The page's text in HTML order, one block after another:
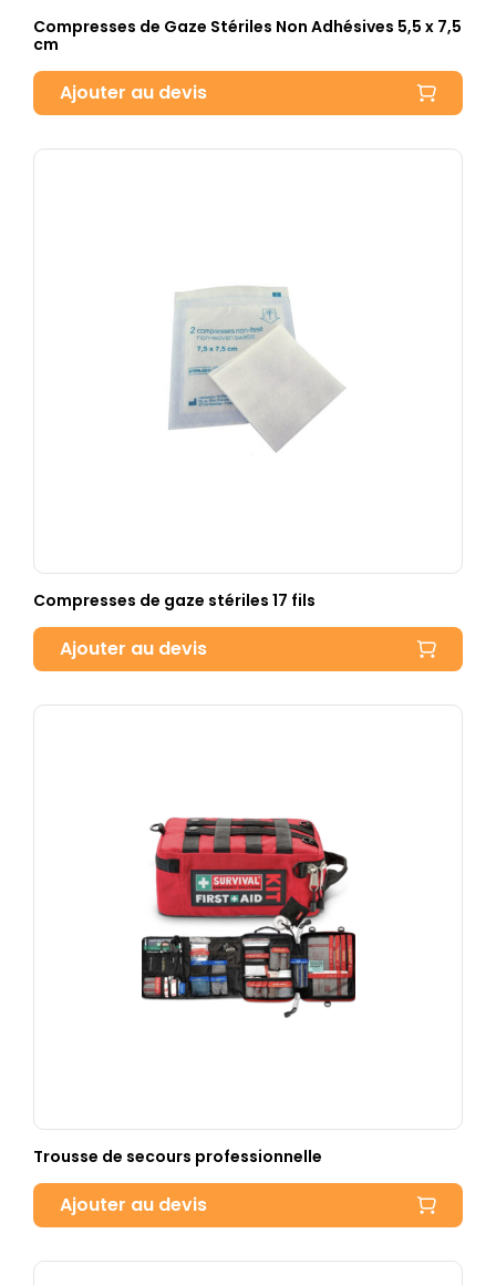
Compresses de Gaze Stériles Non Adhésives 5,5 x 7,5
cm
Ajouter au devis
Compresses de gaze stériles 17 fils
Ajouter au devis
Trousse de secours professionnelle
Ajouter au devis